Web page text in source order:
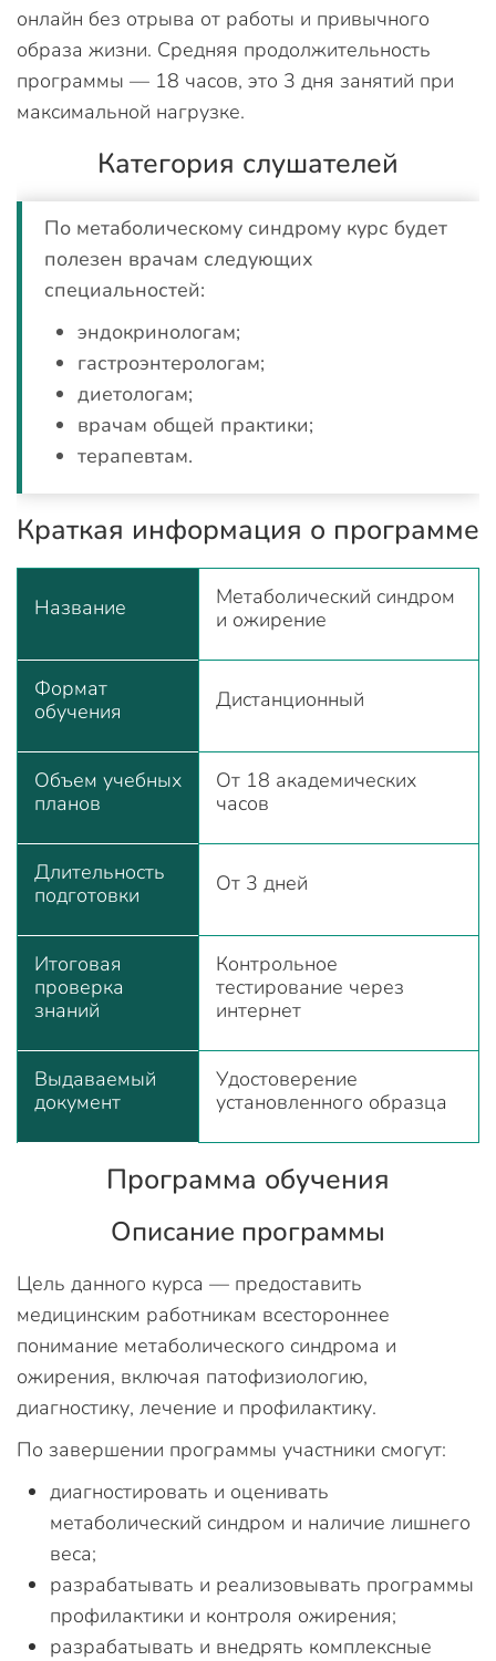
онлайн без отрыва от работы и привычного
образа жизни. Средняя продолжительность
программы — 18 часов, это 3 дня занятий при
максимальной нагрузке.
Категория слушателей
По метаболическому синдрому курс будет
полезен врачам следующих
специальностей:
эндокринологам;
гастроэнтерологам;
диетологам;
врачам общей практики;
терапевтам.
Краткая информация о программе
Название
Метаболический синдром
и ожирение
Формат
обучения
Дистанционный
Объем учебных
планов
От 18 академических
часов
Длительность
подготовки
От 3 дней
Итоговая
проверка
знаний
Контрольное
тестирование через
интернет
Выдаваемый
документ
Удостоверение
установленного образца
Программа обучения
Описание программы
Цель данного курса — предоставить
медицинским работникам всестороннее
понимание метаболического синдрома и
ожирения, включая патофизиологию,
диагностику, лечение и профилактику.
По завершении программы участники смогут:
диагностировать и оценивать
метаболический синдром и наличие лишнего
веса;
разрабатывать и реализовывать программы
профилактики и контроля ожирения;
разрабатывать и внедрять комплексные